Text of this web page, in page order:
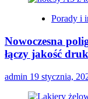
Porady i
Nowoczesna
łączy jakość
admin 19 stycznia,